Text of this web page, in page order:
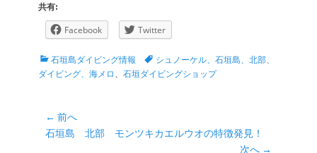
共有:
Facebook Twitter
カ
テ
石垣島ダイビング情報
タ
グ
シュノーケル、石垣島、北部、
ダイビング、海メロ
石垣ダイビングショップ
投
稿
← 前へ
前
石垣島 北部 モンツキカエルウオの特徴発見！
次へ →